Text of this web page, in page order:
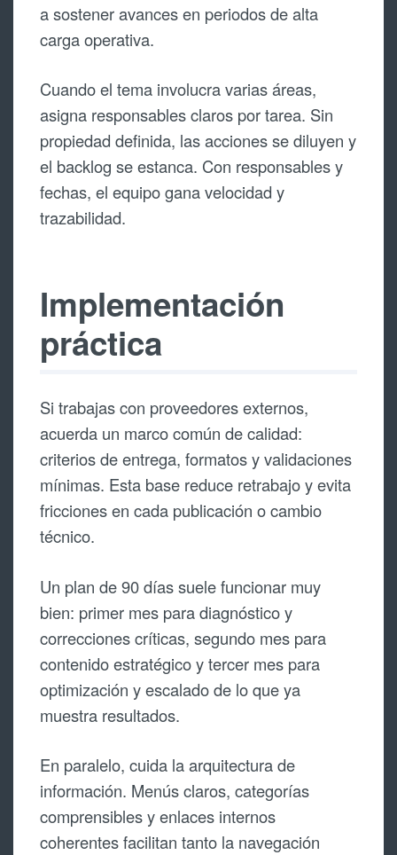
a sostener avances en periodos de alta
carga operativa.
Cuando el tema involucra varias áreas,
asigna responsables claros por tarea. Sin
propiedad definida, las acciones se diluyen y
el backlog se estanca. Con responsables y
fechas, el equipo gana velocidad y
trazabilidad.
Implementación
práctica
Si trabajas con proveedores externos,
acuerda un marco común de calidad:
criterios de entrega, formatos y validaciones
mínimas. Esta base reduce retrabajo y evita
fricciones en cada publicación o cambio
técnico.
Un plan de 90 días suele funcionar muy
bien: primer mes para diagnóstico y
correcciones críticas, segundo mes para
contenido estratégico y tercer mes para
optimización y escalado de lo que ya
muestra resultados.
En paralelo, cuida la arquitectura de
información. Menús claros, categorías
comprensibles y enlaces internos
coherentes facilitan tanto la navegación